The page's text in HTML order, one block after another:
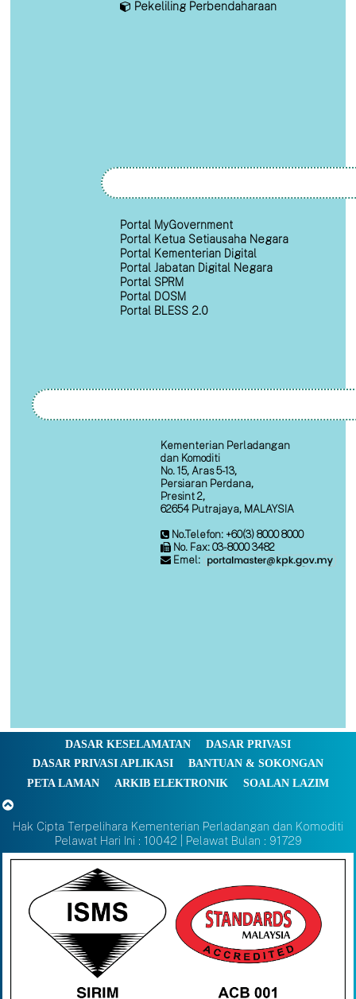
Pekeliling Perbendaharaan
Portal MyGovernment
Portal Ketua Setiausaha Negara
Portal Kementerian Digital
Portal Jabatan Digital Negara
Portal SPRM
Portal DOSM
Portal BLESS 2.0
Kementerian Perladangan
dan Komoditi
No. 15, Aras 5-13,
Persiaran Perdana,
Presint 2,
62654 Putrajaya, MALAYSIA
No.Telefon: +60(3) 8000 8000
No. Fax: 03-8000 3482
Emel:
DASAR KESELAMATAN
DASAR PRIVASI
DASAR PRIVASI APLIKASI
BANTUAN & SOKONGAN
PETA LAMAN
ARKIB ELEKTRONIK SOALAN LAZIM
Hak Cipta Terpelihara Kementerian Perladangan dan Komoditi
Pelawat Hari Ini : 10042 | Pelawat Bulan : 91729